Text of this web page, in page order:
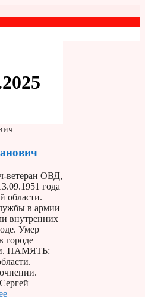
ветеран ОВД,
года
области.
в армии
внутренних
Умер
городе
ПАМЯТЬ: